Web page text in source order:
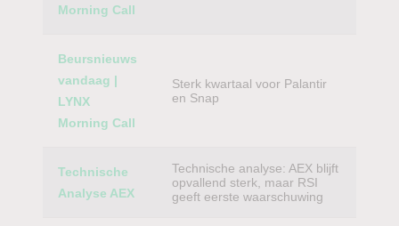
Morning Call
Beursnieuws
vandaag |
LYNX
Morning Call
Sterk kwartaal voor Palantir
en Snap
Technische
Analyse AEX
Technische analyse: AEX blijft
opvallend sterk, maar RSI
geeft eerste waarschuwing